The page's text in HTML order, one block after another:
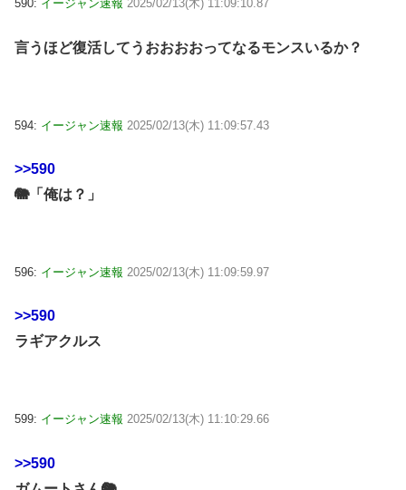
590: イージャン速報 2025/02/13(木) 11:09:10.87
言うほど復活してうおおおおってなるモンスいるか？
594: イージャン速報 2025/02/13(木) 11:09:57.43
>>590
🐘「俺は？」
596: イージャン速報 2025/02/13(木) 11:09:59.97
>>590
ラギアクルス
599: イージャン速報 2025/02/13(木) 11:10:29.66
>>590